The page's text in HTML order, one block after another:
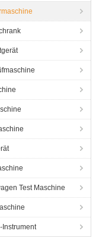
Test Maschine
Instrument